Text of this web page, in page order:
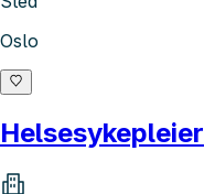
Oslo
Helsesykepleier